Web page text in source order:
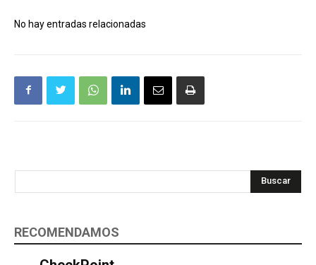
No hay entradas relacionadas
Buscar
RECOMENDAMOS